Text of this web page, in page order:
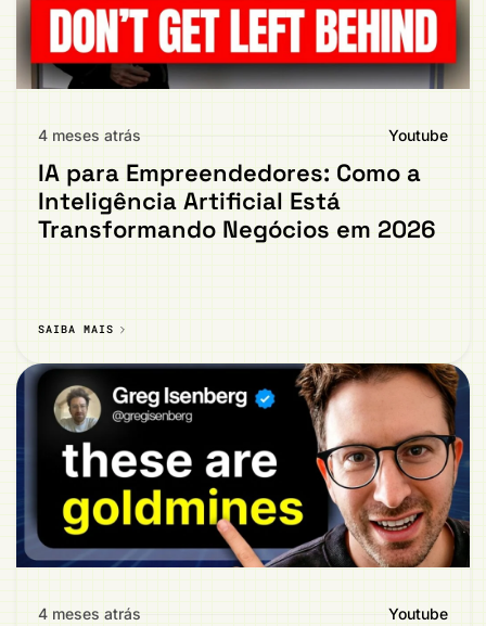
4 meses atrás Youtube
IA para Empreendedores: Como a
Inteligência Artificial Está
Transformando Negócios em 2026
SAIBA MAIS
4 meses atrás Youtube